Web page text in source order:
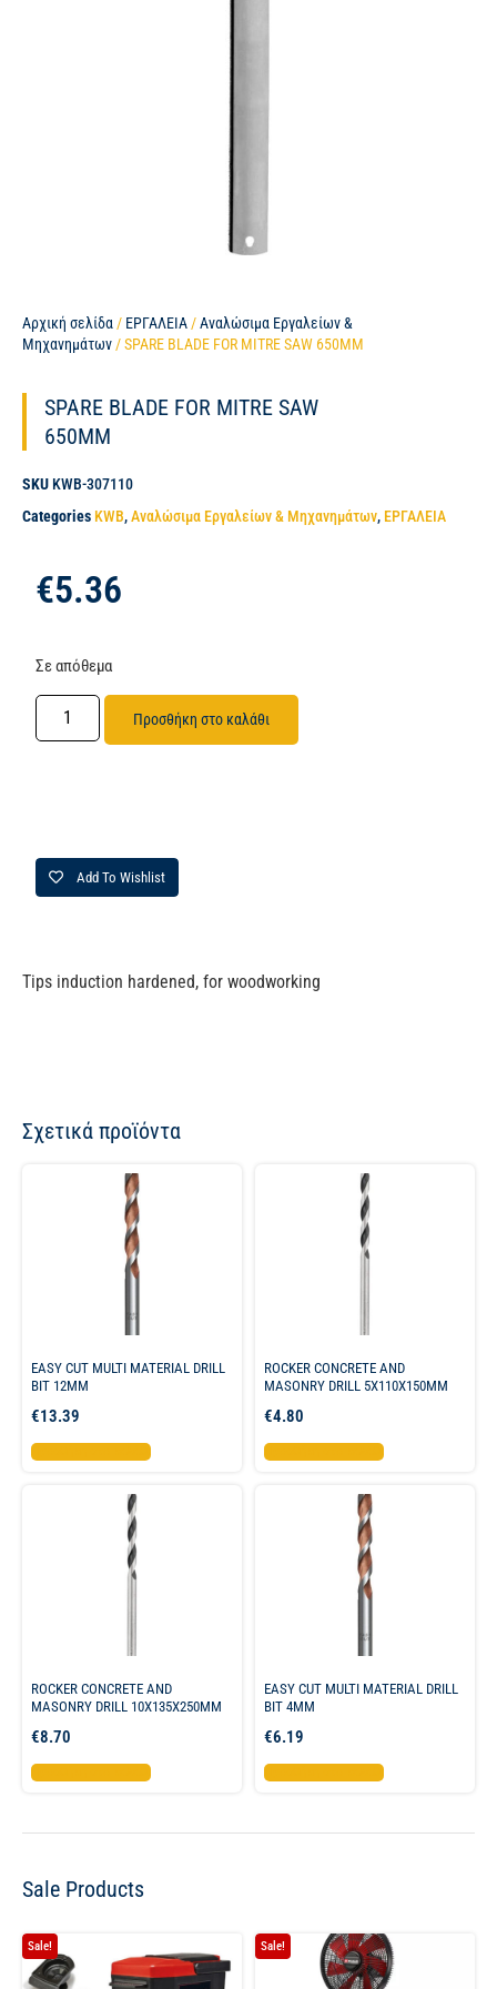
Αρχική σελίδα / ΕΡΓΑΛΕΙΑ /Αναλώσιμα Εργαλείων &
Μηχανημάτων / SPARE BLADE FOR MITRE SAW 650MM
SPARE BLADE FOR MITRE SAW
650MM
SKU KWB-307110
Categories KWB,Αναλώσιμα Εργαλείων & Μηχανημάτων, ΕΡΓΑΛΕΙΑ
€5.36
Σε απόθεμα
Προσθήκη στο καλάθι
Add To Wishlist
Tips induction hardened, for woodworking
Σχετικά προϊόντα
EASY CUT MULTI MATERIAL DRILL
BIT 12MM
€13.39
Προσθήκη στο καλάθι
ROCKER CONCRETE AND
MASONRY DRILL 5X110X150MM
€4.80
Προσθήκη στο καλάθι
ROCKER CONCRETE AND
MASONRY DRILL 10X135X250MM
€8.70
Προσθήκη στο καλάθι
EASY CUT MULTI MATERIAL DRILL
BIT 4MM
€6.19
Προσθήκη στο καλάθι
Sale Products
Sale! Sale!